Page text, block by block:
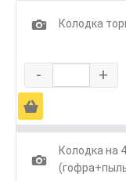
1
Колодка
- +
Ä
1
Колодка на